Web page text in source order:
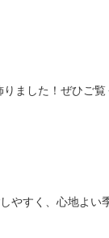
ました！ぜひご
やすく、心地よい